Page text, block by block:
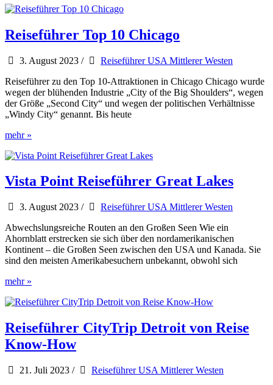
Reiseplaner
Great
Lakes
Reiseführer Top 10 Chicago
3. August 2023 /
Reiseführer USA Mittlerer Westen
Reiseführer zu den Top 10-Attraktionen in Chicago Chicago wurde
wegen der blühenden Industrie „City of the Big Shoulders“, wegen
der Größe „Second City“ und wegen der politischen Verhältnisse
„Windy City“ genannt. Bis heute
Reiseführer
10
mehr »
Vista Point Reiseführer Great Lakes
3. August 2023 /
Reiseführer USA Mittlerer Westen
Abwechslungsreiche Routen an den Großen Seen Wie ein
Ahornblatt erstrecken sie sich über den nordamerikanischen
Kontinent – die Großen Seen zwischen den USA und Kanada. Sie
sind den meisten Amerikabesuchern unbekannt, obwohl sich
Vista
Reiseführer
Lakes
mehr »
Reiseführer CityTrip Detroit von Reise
Know-How
21. Juli 2023 /
Reiseführer USA Mittlerer Westen